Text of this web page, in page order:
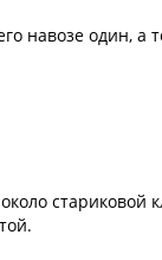
навозе один, а